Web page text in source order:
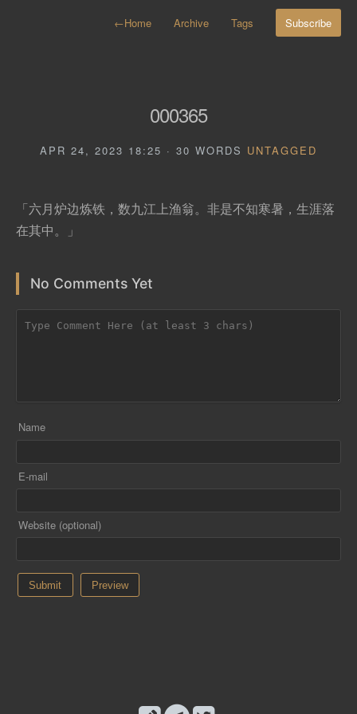
←Home Archive Tags Subscribe
000365
APR 24, 2023 18:25 · 30 WORDS UNTAGGED
「六月炉边炼铁，数九江上渔翁。非是不知寒暑，生涯落
在其中。」
No Comments Yet
Name
E-mail
Website (optional)